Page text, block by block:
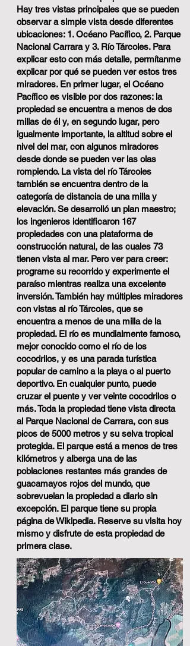
Hay tres vistas principales que se pueden
observar a simple vista desde diferentes
ubicaciones: 1. Océano Pacífico, 2. Parque
Nacional Carrara y 3. Río Tárcoles. Para
explicar esto con más detalle, permítanme
explicar por qué se pueden ver estos tres
miradores. En primer lugar, el Océano
Pacífico es visible por dos razones: la
propiedad se encuentra a menos de dos
millas de él y, en segundo lugar, pero
igualmente importante, la altitud sobre el
nivel del mar, con algunos miradores
desde donde se pueden ver las olas
rompiendo. La vista del río Tárcoles
también se encuentra dentro de la
categoría de distancia de una milla y
elevación. Se desarrolló un plan maestro;
los ingenieros identificaron 167
propiedades con una plataforma de
construcción natural, de las cuales 73
tienen vista al mar. Pero ver para creer:
programe su recorrido y experimente el
paraíso mientras realiza una excelente
inversión. También hay múltiples miradores
con vistas al río Tárcoles, que se
encuentra a menos de una milla de la
propiedad. El río es mundialmente famoso,
mejor conocido como el río de los
cocodrilos, y es una parada turística
popular de camino a la playa o al puerto
deportivo. En cualquier punto, puede
cruzar el puente y ver veinte cocodrilos o
más. Toda la propiedad tiene vista directa
al Parque Nacional de Carrara, con sus
picos de 5000 metros y su selva tropical
protegida. El parque está a menos de tres
kilómetros y alberga una de las
poblaciones restantes más grandes de
guacamayos rojos del mundo, que
sobrevuelan la propiedad a diario sin
excepción. El parque tiene su propia
página de Wikipedia. Reserve su visita hoy
mismo y disfrute de esta propiedad de
primera clase.